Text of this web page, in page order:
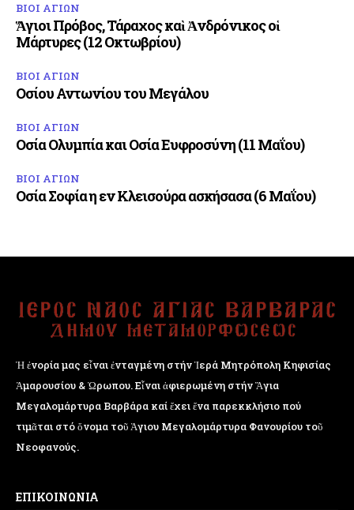
ΒΙΟΙ ΑΓΙΩΝ
Ἅγιοι Πρόβος, Τάραχος καὶ Ἀνδρόνικος οἱ
Μάρτυρες (12 Οκτωβρίου)
ΒΙΟΙ ΑΓΙΩΝ
Οσίου Αντωνίου του Μεγάλου
ΒΙΟΙ ΑΓΙΩΝ
Οσία Ολυμπία και Οσία Ευφροσύνη (11 Μαΐου)
ΒΙΟΙ ΑΓΙΩΝ
Οσία Σοφία η εν Κλεισούρα ασκήσασα (6 Μαΐου)
Ἡ ἐνορία μας εἶναι ἐνταγμένη στήν Ἱερά Μητρόπολη Κηφισίας
Ἁμαρουσίου & Ὠρωπου. Εἶναι ἀφιερωμένη στήν Ἅγια
Μεγαλομάρτυρα Βαρβάρα καί ἔχει ἕνα παρεκκλήσιο πού
τιμᾶται στό ὄνομα τοῦ Ἁγιου Μεγαλομάρτυρα Φανουρίου τοῦ
Νεοφανούς.
ΕΠΙΚΟΙΝΩΝΙΑ